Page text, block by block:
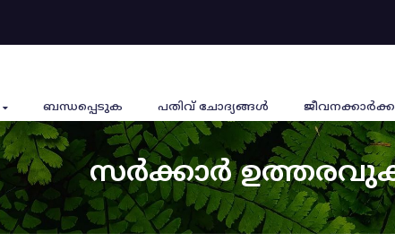
ബന്ധപ്പെടുക പതിവ് ചോദ്യങ്ങൾ
സർക്കാർ